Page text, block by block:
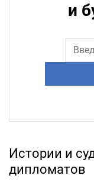
и
Истории и
дипломатов